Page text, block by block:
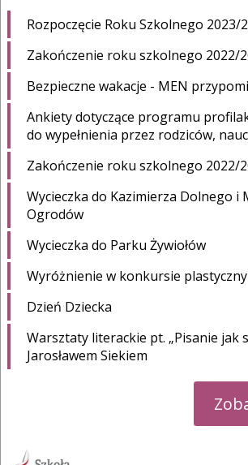
Rozpoczęcie Roku Szkolnego 2023/
Zakończenie roku szkolnego 2022/
Bezpieczne wakacje - MEN
Ankiety dotyczące programu
do wypełnienia przez rodziców,
Zakończenie roku szkolnego 2022/
Wycieczka do Kazimierza Dolnego i
Ogrodów
Wycieczka do Parku Żywiołów
Wyróżnienie w konkursie
Dzień Dziecka
Warsztaty literackie pt. „Pisanie jak
Jarosławem Siekiem